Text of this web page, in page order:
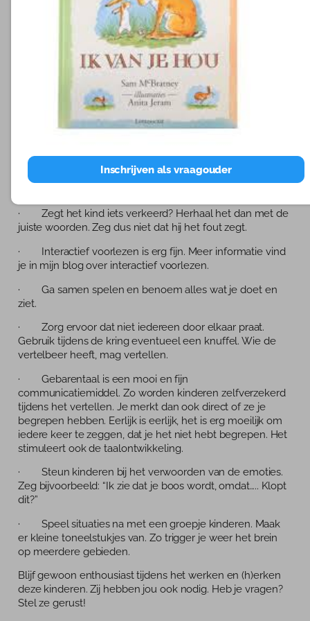
Wat kun je als kinderopvang doen als je een kind met
· Blijf gewoon praten en een gesprek voeren met het
kind en gun het even de tijd om jou te beantwoorden.
· Tijdens het gesprek blijf je rustig, praat je rustig en
gebruik je geen complexe zinnen en woorden.
tegelijk. Laat hem het eventueel herhalen. De
verwerkingssnelheid kan trager zijn en de informatie
· Zegt het kind iets verkeerd? Herhaal het dan met de
juiste woorden. Zeg dus niet dat hij het fout zegt.
· Interactief voorlezen is erg fijn. Meer informatie vind
je in mijn blog over interactief voorlezen.
· Ga samen spelen en benoem alles wat je doet en
ziet.
· Zorg ervoor dat niet iedereen door elkaar praat.
Gebruik tijdens de kring eventueel een knuffel. Wie de
vertelbeer heeft, mag vertellen.
· Gebarentaal is een mooi en fijn
communicatiemiddel. Zo worden kinderen zelfverzekerd
tijdens het vertellen. Je merkt dan ook direct of ze je
begrepen hebben. Eerlijk is eerlijk, het is erg moeilijk om
iedere keer te zeggen, dat je het niet hebt begrepen. Het
stimuleert ook de taalontwikkeling.
· Steun kinderen bij het verwoorden van de emoties.
Zeg bijvoorbeeld: “Ik zie dat je boos wordt, omdat….. Klopt
dit?”
· Speel situaties na met een groepje kinderen. Maak
er kleine toneelstukjes van. Zo trigger je weer het brein
op meerdere gebieden.
Blijf gewoon enthousiast tijdens het werken en (h)erken
deze kinderen. Zij hebben jou ook nodig. Heb je vragen?
Stel ze gerust!
Inschrijven als vraagouder